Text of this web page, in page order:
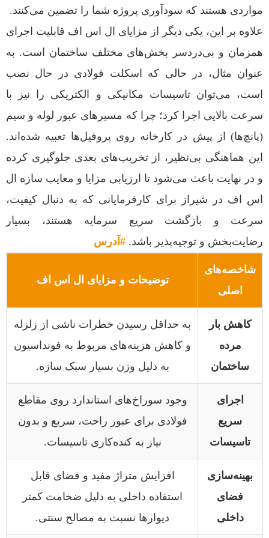
مواردی هستند که سودآوری پروژه شما را تضمین می‌کنند.
علاوه بر این، یکی دیگر از مزایای ال اس اف قابلیت اجرای
همزمان و بی‌دردسر بخش‌های مختلف ساختمان است. به
عنوان مثال، در حالی که اسکلت فولادی در حال نصب
است، می‌توان تاسیسات مکانیکی و الکتریکی را نیز با
سرعت بالایی اجرا کرد؛ چرا که مسیرهای عبور لوله و سیم
(پانچ‌ها) از پیش در کارخانه روی پروفیل‌ها تعبیه شده‌اند.
این هماهنگی بی‌نظیر، از تخریب‌های بعدی جلوگیری کرده
و در نهایت باعث می‌شود تا ارزیابی مزایا و معایب سازه ال
اس اف در شیراز برای کارفرمایانی که به دنبال کیفیت،
سرعت و بازگشت سریع سرمایه هستند، بسیار
رضایت‌بخش و توجیه‌پذیر باشد. #آدرس
شاخصه‌های
اصلی
توضیحات و مزایای ال اس اف
کاهش بار
مرده
ساختمان
به حداقل رسیدن خطرات ناشی از زلزله
و کاهش هزینه‌های مربوط به فونداسیون
به دلیل وزن بسیار سبک سازه.
اجرای
سریع
تاسیسات
وجود سوراخ‌های استاندارد روی مقاطع
فولادی برای عبور راحت، سریع و بدون
نیاز به کنده‌کاری تاسیسات.
بهینه‌سازی
فضای
داخلی
افزایش متراژ مفید و فضای قابل
استفاده داخلی به دلیل ضخامت کمتر
دیوارها نسبت به مصالح سنتی.